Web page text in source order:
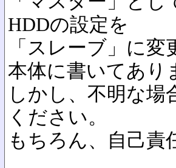
HDDの設定を
「スレーブ」に
本体に書いてあり
しかし、不明な
ください。
もちろん、自己責